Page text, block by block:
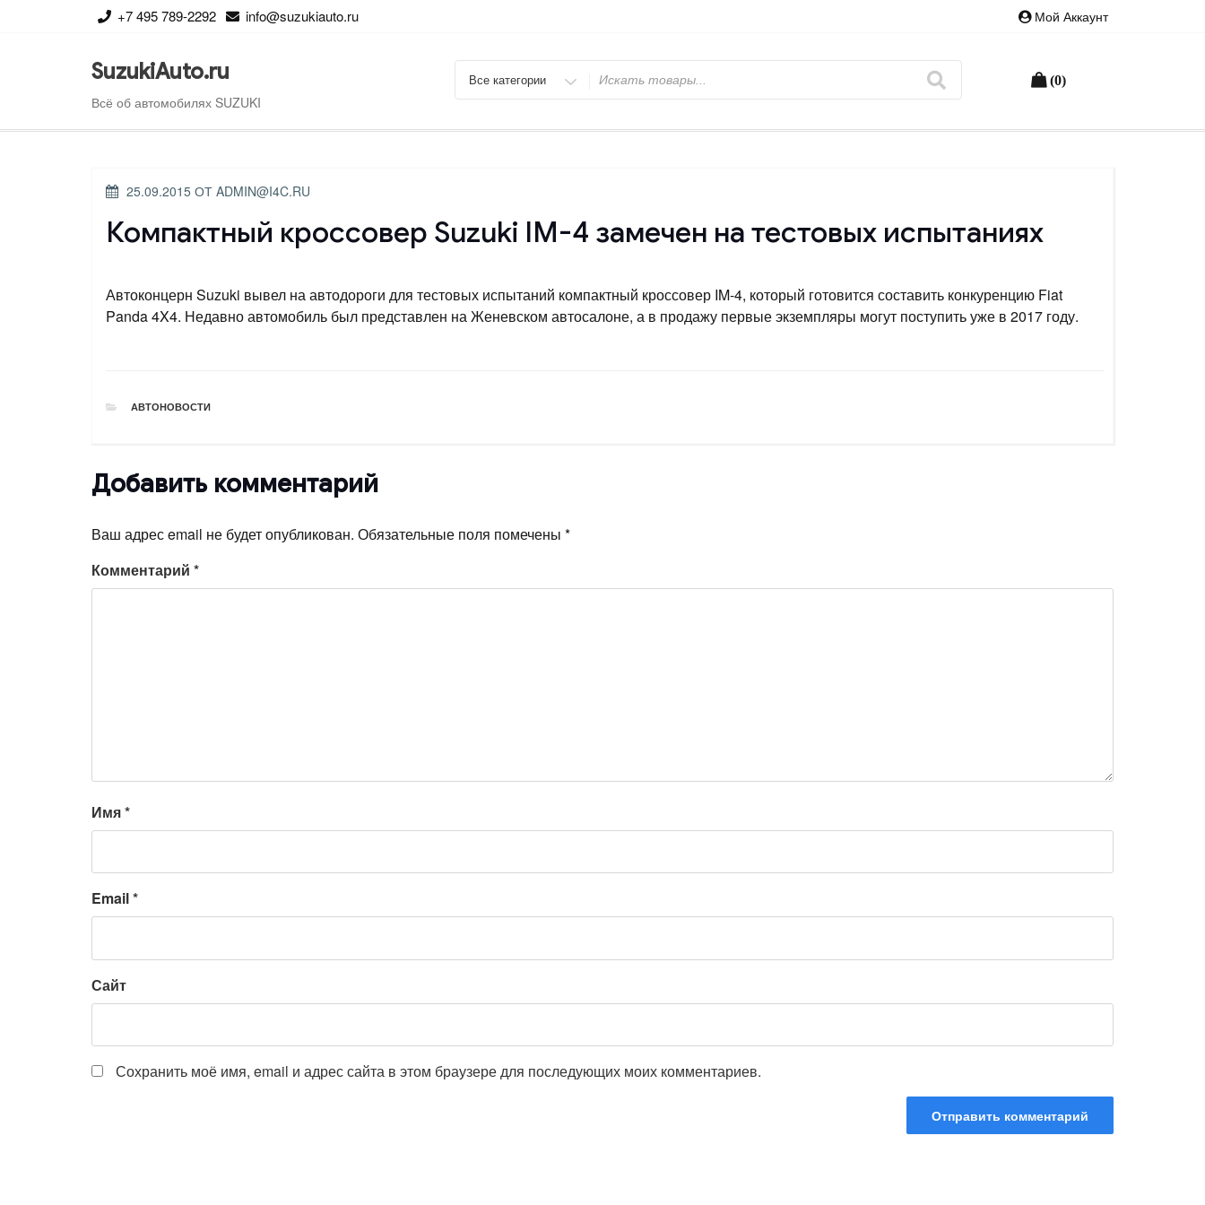
+7 495 789-2292 info@suzukiauto.ru Мой Аккаунт
SuzukiAuto.ru
Всё об автомобилях SUZUKI
Искать (0)
ОПУБЛИКОВАНО
25.09.2015 ОТ ADMIN@I4C.RU
Компактный кроссовер Suzuki IM-4 замечен на тестовых испытаниях
Автоконцерн Suzuki вывел на автодороги для тестовых испытаний компактный кроссовер IM-4, который готовится составить конкуренцию Fiat
Panda 4X4. Недавно автомобиль был представлен на Женевском автосалоне, а в продажу первые экземпляры могут поступить уже в 2017 году.
РУБРИКИ
АВТОНОВОСТИ
Добавить комментарий
Ваш адрес email не будет опубликован. Обязательные поля помечены *
Комментарий *
Имя*
Email*
Сайт
Сохранить моё имя, email и адрес сайта в этом браузере для последующих моих комментариев.